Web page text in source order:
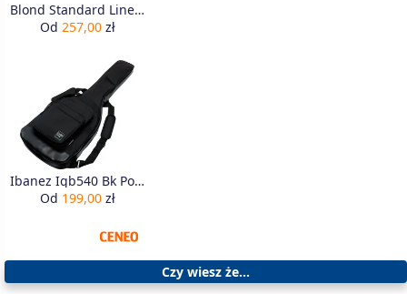
Blond Standard Line Case Les Paul Guitar BK
Od 257,00zł
Ibanez Igb540 Bk Pokrowiec Gitara Elektryczna
Od 199,00zł
Czy wiesz że...